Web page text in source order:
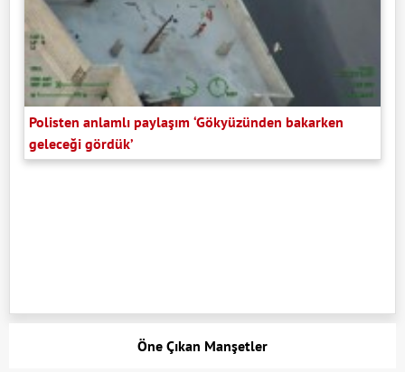
Polisten anlamlı paylaşım ‘Gökyüzünden bakarken
geleceği gördük’
Öne Çıkan Manşetler